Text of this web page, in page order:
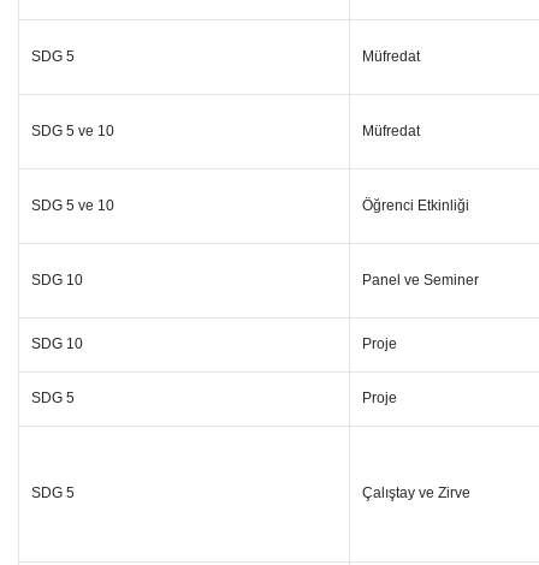
SDG 5 Müfredat
SDG 5 ve 10 Müfredat
SDG 5 ve 10 Öğrenci Etkinliği
SDG 10 Panel ve Seminer
SDG 10 Proje
SDG 5 Proje
SDG 5 Çalıştay ve Zirve